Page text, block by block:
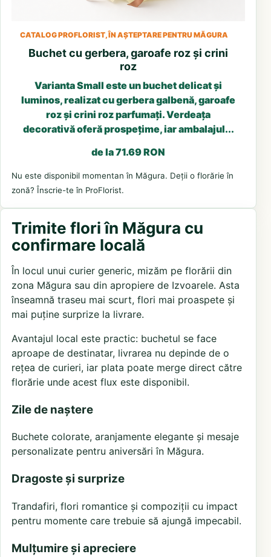
CATALOG PROFLORIST, ÎN AȘTEPTARE PENTRU MĂGURA
Buchet cu gerbera, garoafe roz și crini
roz
Varianta Small este un buchet delicat și
luminos, realizat cu gerbera galbenă, garoafe
roz și crini roz parfumați. Verdeața
decorativă oferă prospețime, iar ambalajul...
de la 71.69 RON
Nu este disponibil momentan în Măgura. Deții o florărie în
zonă? Înscrie-te în ProFlorist.
Trimite flori în Măgura cu
confirmare locală
În locul unui curier generic, mizăm pe florării din
zona Măgura sau din apropiere de Izvoarele. Asta
înseamnă traseu mai scurt, flori mai proaspete și
mai puține surprize la livrare.
Avantajul local este practic: buchetul se face
aproape de destinatar, livrarea nu depinde de o
rețea de curieri, iar plata poate merge direct către
florărie unde acest flux este disponibil.
Zile de naștere
Buchete colorate, aranjamente elegante și mesaje
personalizate pentru aniversări în Măgura.
Dragoste și surprize
Trandafiri, flori romantice și compoziții cu impact
pentru momente care trebuie să ajungă impecabil.
Mulțumire și apreciere